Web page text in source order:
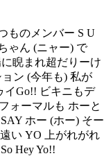
ものメンバー S U
ゃん (ニャー) で
睨まれ超だりーけ
ン (今年も) 私が
イGo!! ビキニもデ
ォーマルも ホーと
ホー (ホー) そー
い YO 上がれがれ
Hey Yo!!